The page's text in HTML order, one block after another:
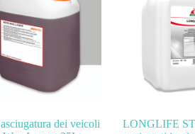
dei veicoli
LONGLIFE